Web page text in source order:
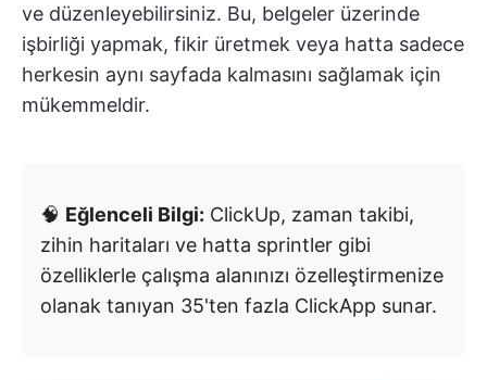
ve düzenleyebilirsiniz. Bu, belgeler üzerinde
işbirliği yapmak, fikir üretmek veya hatta sadece
herkesin aynı sayfada kalmasını sağlamak için
mükemmeldir.
🧠 Eğlenceli Bilgi: ClickUp, zaman takibi,
zihin haritaları ve hatta sprintler gibi
özelliklerle çalışma alanınızı özelleştirmenize
olanak tanıyan 35'ten fazla ClickApp sunar.